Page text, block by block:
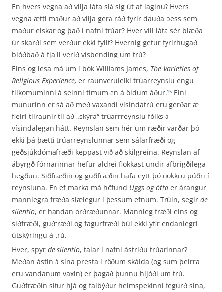
En hvers vegna að vilja láta slá sig út af laginu? Hvers
vegna ætti maður að vilja gera ráð fyrir dauða þess sem
maður elskar og það í nafni trúar? Hver vill láta sér blæða
úr skarði sem verður ekki fyllt? Hvernig getur fyrirhugað
blóðbað á fjalli verið vísbending um trú?
Eins og lesa má um í bók Williams James, The Varieties of
Religious Experience, er raunveruleiki trúarreynslu engu
tilkomuminni á seinni tímum en á öldum áður.15 Eini
munurinn er sá að með vaxandi vísindatrú eru gerðar æ
fleiri tilraunir til að „skýra“ trúarrreynslu fólks á
vísindalegan hátt. Reynslan sem hér um ræðir varðar þó
ekki þá þætti trúarreynslunnar sem sálarfræði og
geðsjúkdómafræði keppast við að skilgreina. Reynslan af
ábyrgð fórnarinnar hefur aldrei flokkast undir afbrigðilega
hegðun. Siðfræðin og guðfræðin hafa eytt þó nokkru púðri í
reynsluna. En ef marka má höfund Uggs og ótta er árangur
mannlegra fræða slælegur í þessum efnum. Trúin, segir de
silentio, er handan orðræðunnar. Mannleg fræði eins og
siðfræði, guðfræði og fagurfræði búi ekki yfir endanlegri
útskýringu á trú.
Hver, spyr de silentio, talar í nafni ástríðu trúarinnar?
Meðan ástin á sína presta í röðum skálda (og sum þeirra
eru vandanum vaxin) er þagað þunnu hljóði um trú.
Guðfræðin situr hjá og falbýður heimspekinni fegurð sína,